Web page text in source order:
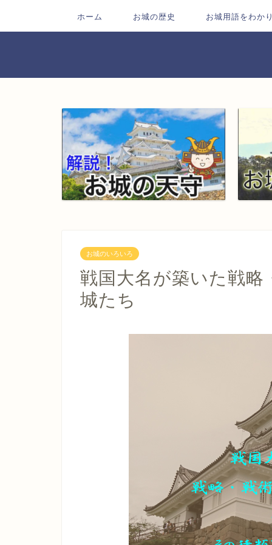
ホーム お城の歴史 お城用語をわか
お城のいろいろ
戦国大名が築いた戦
城たち